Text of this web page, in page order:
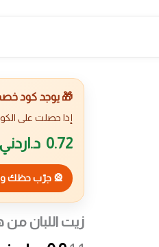
🎁 يوجد كود خصم
إذا حصلت على
0.72 د.اردني
🎡 جرّب حظك
زيت اللبان من